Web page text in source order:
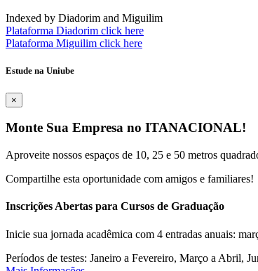
Indexed by Diadorim and Miguilim
Plataforma Diadorim click here
Plataforma Miguilim click here
Estude na Uniube
×
Monte Sua Empresa no ITANACIONAL!
Aproveite nossos espaços de 10, 25 e 50 metros
Compartilhe esta oportunidade com amigos e familiares!
Inscrições Abertas para Cursos de Graduação
Inicie sua jornada acadêmica com 4 entradas anuais:
Períodos de testes: Janeiro a Fevereiro, Março a Abril,